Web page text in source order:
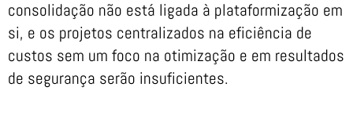
consolidação não está ligada à plataformização em
si, e os projetos centralizados na eficiência de
custos sem um foco na otimização e em resultados
de segurança serão insuficientes.